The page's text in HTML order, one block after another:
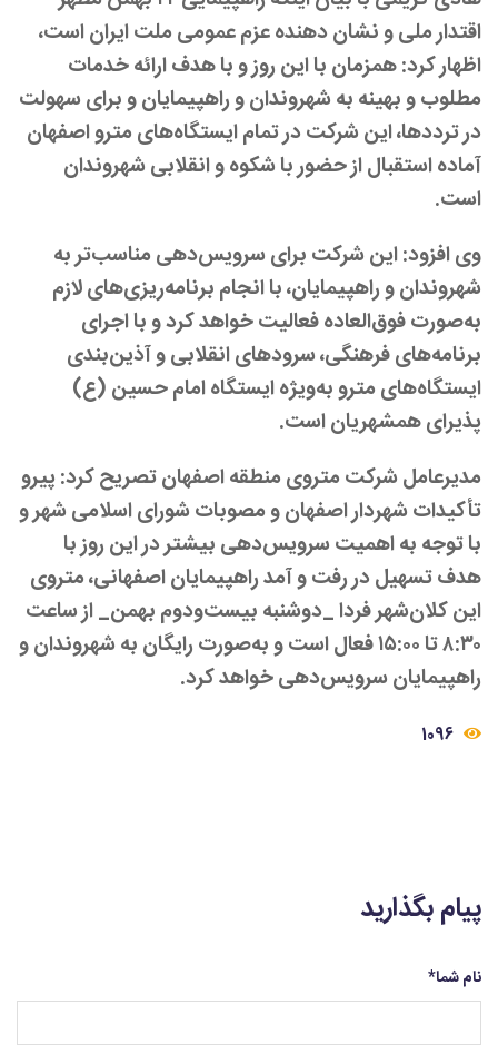
اقتدار ملی و نشان دهنده عزم عمومی ملت ایران است،
اظهار کرد: همزمان با این روز و با هدف ارائه خدمات
مطلوب و بهینه به شهروندان و راهپیمایان و برای سهولت
در ترددها، این شرکت در تمام ایستگاه‌های مترو اصفهان
آماده استقبال از حضور با شکوه و انقلابی شهروندان
است.
وی افزود: این شرکت برای سرویس‌دهی مناسب‌تر به
شهروندان و راهپیمایان، با انجام برنامه‌ریزی‌های لازم
به‌صورت فوق‌العاده فعالیت خواهد کرد و با اجرای
برنامه‌های فرهنگی، سرودهای انقلابی و آذین‌بندی
ایستگاه‌های مترو به‌ویژه ایستگاه امام حسین (ع)
پذیرای همشهریان است.
مدیرعامل شرکت متروی منطقه اصفهان تصریح کرد: پیرو
تأکیدات شهردار اصفهان و مصوبات شورای اسلامی شهر و
با توجه به اهمیت سرویس‌دهی بیشتر در این روز با
هدف تسهیل در رفت و آمد راهپیمایان اصفهانی، متروی
این کلان‌شهر فردا _دوشنبه بیست‌ودوم بهمن_ از ساعت
۸:۳۰تا۱۵:۰۰فعال است و به‌صورت رایگان به شهروندان و
راهپیمایان سرویس‌دهی خواهد کرد.
پیام بگذارید
نام شما*